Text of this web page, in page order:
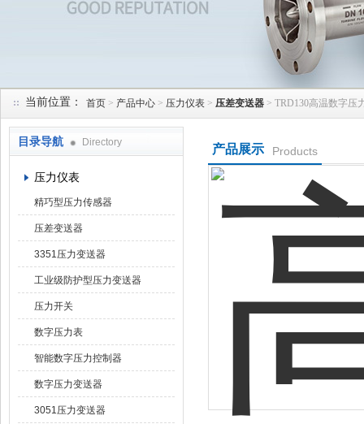
当前位置： 首页 > 产品中心 > 压力仪表 > 压差变送器 > TRD130高温数字压
目录导航 Directory
压力仪表
精巧型压力传感器
压差变送器
3351压力变送器
工业级防护型压力变送器
压力开关
数字压力表
智能数字压力控制器
数字压力变送器
3051压力变送器
产品展示 Products